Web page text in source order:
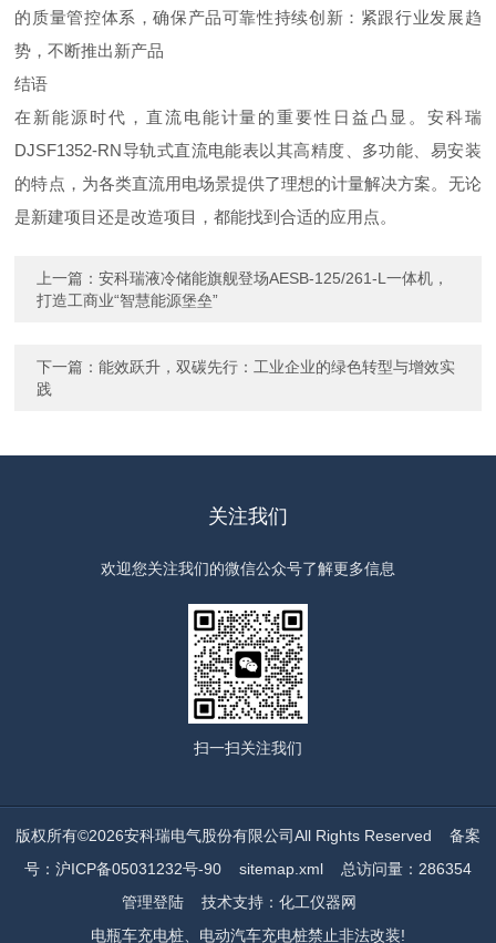
的质量管控体系，确保产品可靠性持续创新：紧跟行业发展趋
势，不断推出新产品
结语
在新能源时代，直流电能计量的重要性日益凸显。安科瑞
DJSF1352-RN导轨式直流电能表以其高精度、多功能、易安装
的特点，为各类直流用电场景提供了理想的计量解决方案。无论
是新建项目还是改造项目，都能找到合适的应用点。
上一篇：安科瑞液冷储能旗舰登场AESB-125/261-L一体机，
打造工商业“智慧能源堡垒”
下一篇：能效跃升，双碳先行：工业企业的绿色转型与增效实
践
关注我们
欢迎您关注我们的微信公众号了解更多信息
扫一扫关注我们
版权所有©2026安科瑞电气股份有限公司All Rights Reserved 备案
号：沪ICP备05031232号-90
sitemap.xml总访问量：286354
管理登陆技术支持： 化工仪器网
电瓶车充电桩、电动汽车充电桩禁止非法改装!